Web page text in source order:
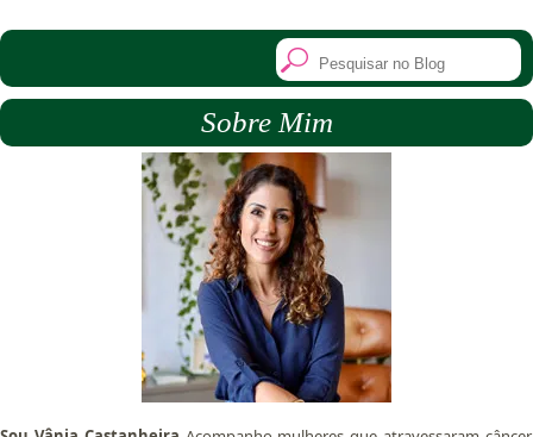
Sobre Mim